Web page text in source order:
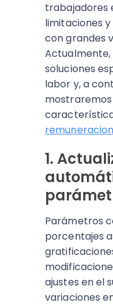
trabajadores
limitaciones
con grandes
soluciones
labor y, a
1.
Parámetros
porcentajes
ajustes en el
variaciones